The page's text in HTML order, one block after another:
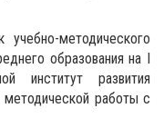
учебно-методического
образования на I
институт развития
методической работы с